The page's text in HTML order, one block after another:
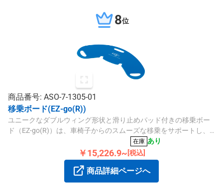
8位
商品番号: ASO-7-1305-01
移乗ボード(EZ-go(R))
ユニークなダブルウィング形状と滑り止めパッド付きの移乗ボー
ド（EZ-go(R)）は、車椅子からのスムーズな移乗をサポートし、
在庫 あり
￥15,226.9~ [税込]
商品詳細ページへ